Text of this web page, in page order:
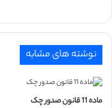
نوشته های مشابه
ماده 11 قانون صدور چک